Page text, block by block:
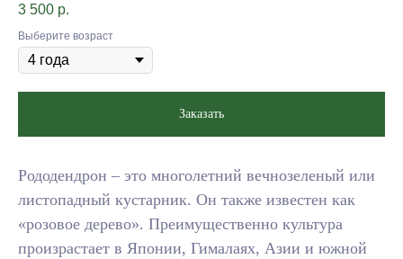
3 500 р.
Выберите возраст
Заказать
Рододендрон – это многолетний вечнозеленый или
листопадный кустарник. Он также известен как
«розовое дерево». Преимущественно культура
произрастает в Японии, Гималаях, Азии и южной